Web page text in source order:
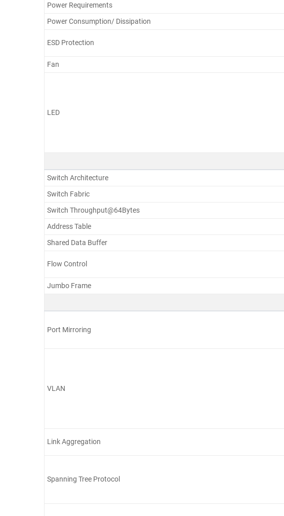
Power Requirements
Power Consumption/ Dissipation
ESD Protection
Fan
LED
Switch Architecture
Switch Fabric
Switch Throughput@64Bytes
Address Table
Shared Data Buffer
Flow Control
Jumbo Frame
Port Mirroring
VLAN
Link Aggregation
Spanning Tree Protocol